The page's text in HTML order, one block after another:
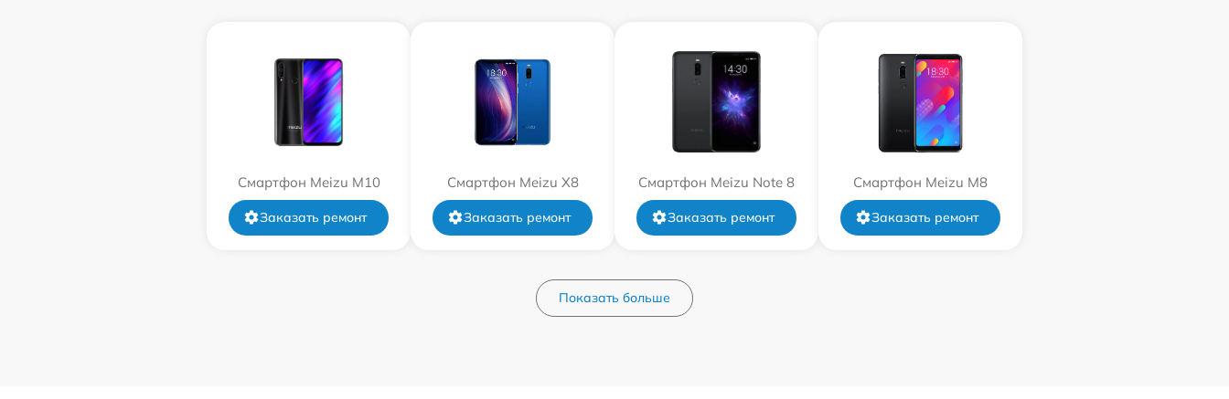
Смартфон Meizu M10
Заказать ремонт
Смартфон Meizu X8
Заказать ремонт
Смартфон Meizu Note 8
Заказать ремонт
Смартфон Meizu M8
Заказать ремонт
Показать больше